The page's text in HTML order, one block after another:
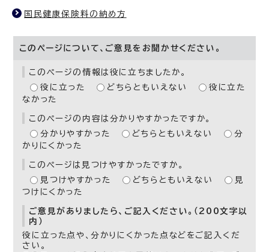
国民健康保険料の納め方
このページについて、ご意見をお聞かせください。
このページの情報は役に立ちましたか。
役に立った
どちらともいえない
役に立た
なかった
このページの内容は分かりやすかったですか。
分かりやすかった
どちらともいえない
分
かりにくかった
このページは見つけやすかったですか。
見つけやすかった
どちらともいえない
見
つけにくかった
ご意見がありましたら、ご記入ください。（200文字以
内）
役に立った点や、分かりにくかった点などをご記入くだ
さい。